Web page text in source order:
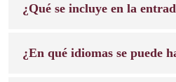
¿Qué se incluye en la
¿En qué idiomas se puede